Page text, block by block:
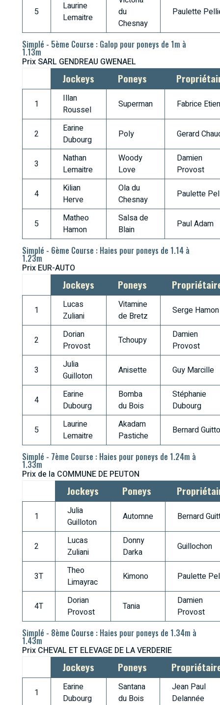
5
Laurine
Lemaitre
du
Chesnay
Paulette
Simplé - 5ème Course : Galop pour poneys de 1m à
1.13m
Prix SARL GENDREAU GWENAEL
Jockeys Poneys
1
Illan
Roussel
Superman Fabrice
2
Earine
Dubourg
Poly Gerard
3
Nathan
Lemaitre
Woody
Love
Damien
Provost
4
Kilian
Herve
Ola du
Chesnay
Paulette
5
Matheo
Hamon
Salsa de
Blain
Paul Adam
Simplé - 6ème Course : Haies pour poneys de 1.14 à
1.23m
Prix EUR-AUTO
Jockeys Poneys
1
Lucas
Zuliani
Vitamine
de Bretz
Serge Hamon
2
Dorian
Provost
Tchoupy
Damien
Provost
3
Julia
Guilloton
Anisette Guy Marcille
4
Earine
Dubourg
Bomba
du Bois
Stéphanie
Dubourg
5
Laurine
Lemaitre
Akadam
Pastiche
Bernard
Simplé - 7ème Course : Haies pour poneys de 1.24m à
1.33m
Prix de la COMMUNE DE PEUTON
Jockeys Poneys
1
Julia
Guilloton
Automne Bernard
2
Lucas
Zuliani
Donny
Darka
Guillochon
3T
Theo
Limayrac
Kimono Paulette
4T
Dorian
Provost
Tania
Damien
Provost
Simplé - 8ème Course : Haies pour poneys de 1.34m à
1.43m
Prix CHEVAL ET ELEVAGE DE LA VERDERIE
Jockeys Poneys
1
Earine
Dubourg
Santana
du Bois
Jean Paul
Delannée